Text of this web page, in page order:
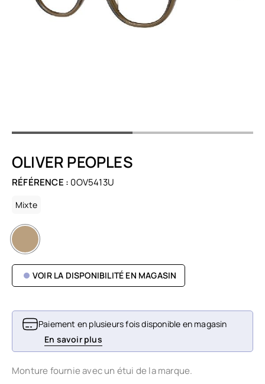
OLIVER PEOPLES
RÉFÉRENCE : 0OV5413U
Mixte
VOIR LA DISPONIBILITÉ EN MAGASIN
Paiement en plusieurs fois disponible en magasin
En savoir plus
Monture fournie avec un étui de la marque.